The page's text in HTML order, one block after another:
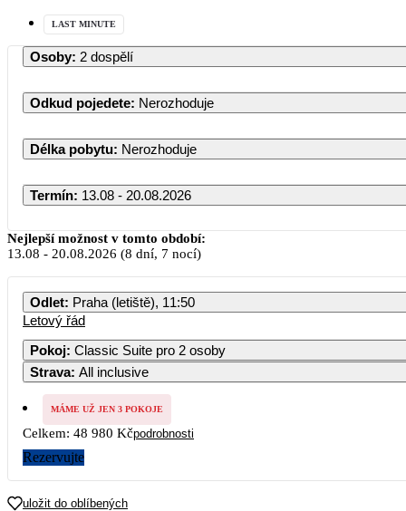
LAST MINUTE
Osoby: 2 dospělí
Odkud pojedete: Nerozhoduje
Délka pobytu: Nerozhoduje
Termín: 13.08 - 20.08.2026
Nejlepší možnost v tomto období:
13.08 - 20.08.2026 (8 dní, 7 nocí)
Odlet: Praha (letiště), 11:50
Letový řád
Pokoj: Classic Suite pro 2 osoby
Strava: All inclusive
MÁME UŽ JEN 3 POKOJE
Celkem: 48 980 Kčpodrobnosti
Rezervujte
uložit do oblíbených